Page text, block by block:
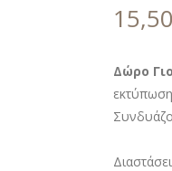
15,50
Δώρο